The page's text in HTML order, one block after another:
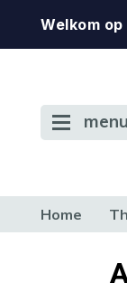
Welkom
menu
Home
TERUG NAAR